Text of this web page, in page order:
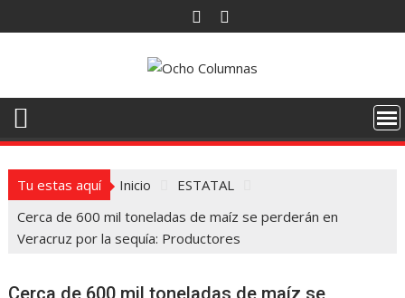
al
Tu estas aquí Inicio
ESTATAL
Cerca de 600 mil toneladas de maíz se perderán en
Veracruz por la sequía: Productores
Cerca de 600 mil toneladas de maíz se